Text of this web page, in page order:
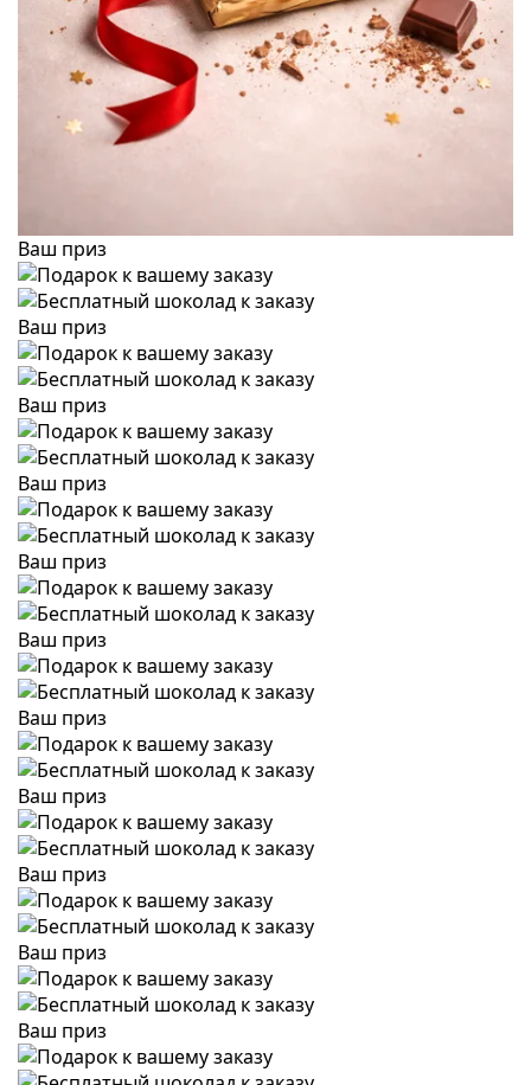
Ваш приз
Ваш приз
Ваш приз
Ваш приз
Ваш приз
Ваш приз
Ваш приз
Ваш приз
Ваш приз
Ваш приз
Ваш приз